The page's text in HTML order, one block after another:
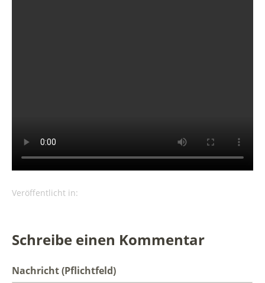
Veröffentlicht in:
Schreibe einen Kommentar
Nachricht(Pflichtfeld)